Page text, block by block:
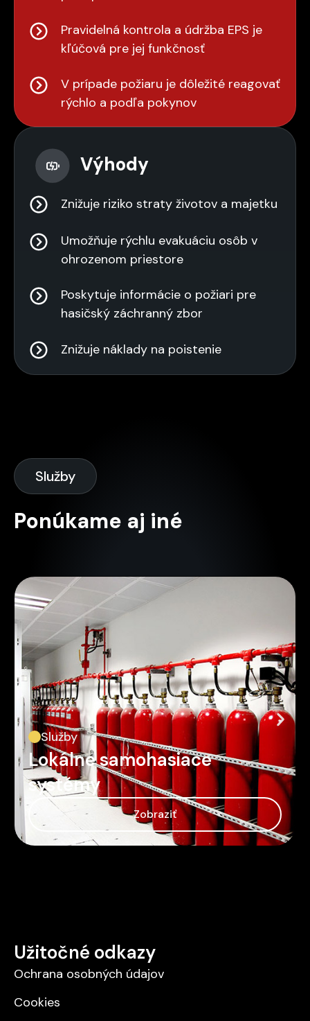
Pravidelná kontrola a údržba EPS je
kľúčová pre jej funkčnosť
V prípade požiaru je dôležité reagovať
rýchlo a podľa pokynov
Výhody
Znižuje riziko straty životov a majetku
Umožňuje rýchlu evakuáciu osôb v
ohrozenom priestore
Poskytuje informácie o požiari pre
hasičský záchranný zbor
Znižuje náklady na poistenie
Služby
Ponúkame aj iné
Služby
Kamerové systémy
Zobraziť
Užitočné odkazy
Ochrana osobných údajov
Cookies